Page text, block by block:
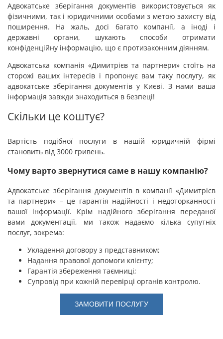
Адвокатське зберігання документів використовується як
фізичними, так і юридичними особами з метою захисту від
поширення. На жаль, досі багато компанії, а іноді і
державні органи, шукають способи отримати
конфіденційну інформацію, що є протизаконним діянням.
Адвокатська компанія «Димитрієв та партнери» стоїть на
сторожі ваших інтересів і пропонує вам таку послугу, як
адвокатське зберігання документів у Києві. З нами ваша
інформація завжди знаходиться в безпеці!
Скільки це коштує?
Вартість подібної послуги в нашій юридичній фірмі
становить від 3000 гривень.
Чому варто звернутися саме в нашу компанію?
Адвокатське зберігання документів в компанії «Димитрієв
та партнери» – це гарантія надійності і недоторканності
вашої інформації. Крім надійного зберігання переданої
вами документації, ми також надаємо кілька супутніх
послуг, зокрема:
Укладення договору з представником;
Надання правової допомоги клієнту;
Гарантія збереження таємниці;
Супровід при кожній перевірці органів контролю.
ЗАМОВИТИ ПОСЛУГУ